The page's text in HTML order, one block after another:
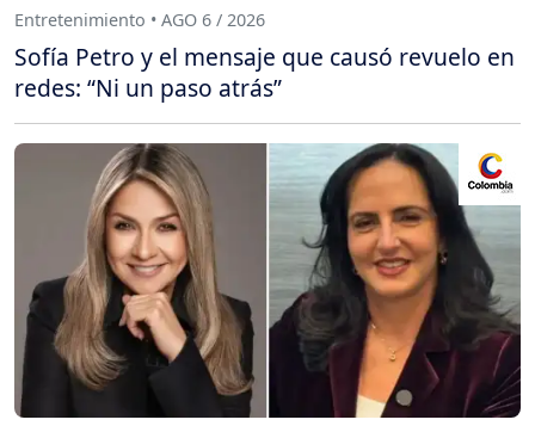
Entretenimiento • AGO 6 / 2026
Sofía Petro y el mensaje que causó revuelo en
redes: “Ni un paso atrás”